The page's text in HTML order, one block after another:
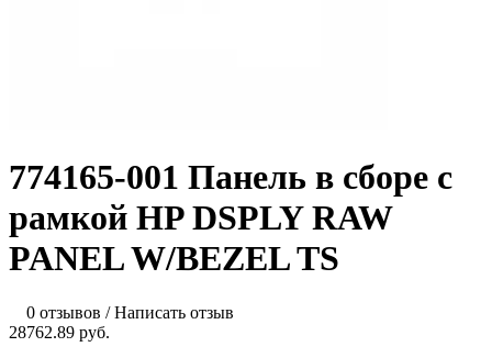
774165-001 Панель в сборе с
рамкой HP DSPLY RAW
PANEL W/BEZEL TS
0 отзывов /Написать отзыв
28762.89 руб.